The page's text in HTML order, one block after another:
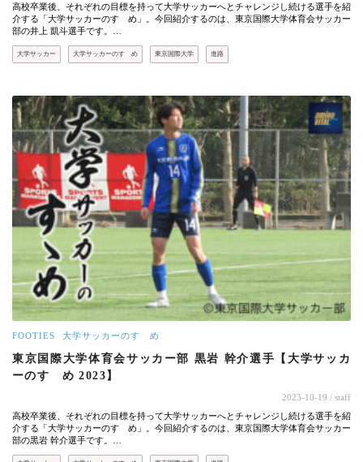
高校卒業後、それぞれの目標を持って大学サッカーへとチャレンジし続ける選手を紹
介する「大学サッカーのすゝめ」。今回紹介するのは、東京国際大学体育会サッカー
部の井上 凱斗選手です。…
大学サッカー 大学サッカーのすゝめ 東京国際大学 進路
FOOTIES 大学サッカーのすゝめ
東京国際大学体育会サッカー部 黒岩 幹介選手【大学サッカ
ーのすゝめ 2023】
2023-10-19 / staff
高校卒業後、それぞれの目標を持って大学サッカーへとチャレンジし続ける選手を紹
介する「大学サッカーのすゝめ」。今回紹介するのは、東京国際大学体育会サッカー
部の黒岩 幹介選手です。…